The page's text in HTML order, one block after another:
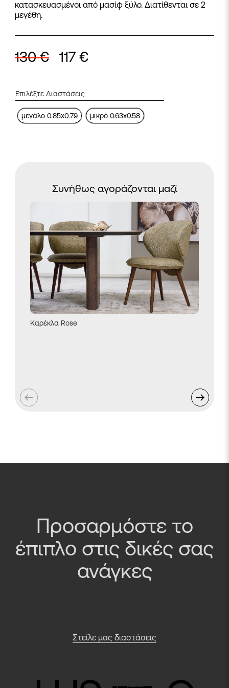
κατασκευασμένοι από μασίφ ξύλο. Διατίθενται σε 2
μεγέθη.
130€ 117 €
μεγάλο 0.85x0.79 μικρό 0.63x0.58
Συνήθως αγοράζονται μαζί
Καρέκλα Rose
Προσαρμόστε το
έπιπλο στις δικές σας
ανάγκες
Στείλε μας διαστάσεις